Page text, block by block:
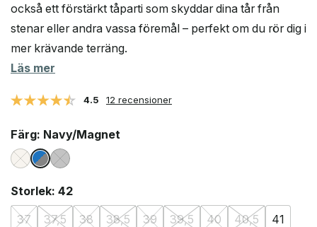
också ett förstärkt tåparti som skyddar dina tår från
stenar eller andra vassa föremål – perfekt om du rör dig i
mer krävande terräng.
Läs mer
4.5 12 recensioner
Färg: Navy/Magnet
Storlek: 42
37
37,5 38 38,5 39 39,5 40 40,5
41